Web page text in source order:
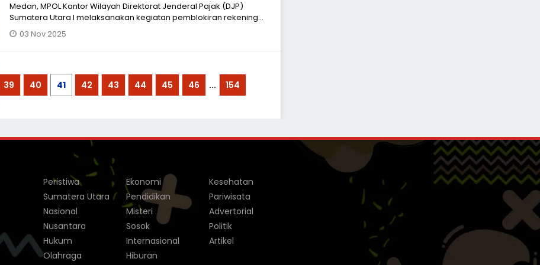
Medan, MPOL Kantor Wilayah Direktorat Jenderal Pajak (DJP)
Sumatera Utara I melaksanakan kegiatan pemblokiran rekening
terhadap para penung
03 Nov 2025
...
39 40 41 42 43 44 45 46 ...
154
Peristiwa
Sumatera Utara
Nasional
Nusantara
Hukum
Olahraga
Ekonomi
Pendidikan
Misteri
Sosok
Internasional
Hiburan
Kesehatan
Pariwisata
Advertorial
Politik
Artikel